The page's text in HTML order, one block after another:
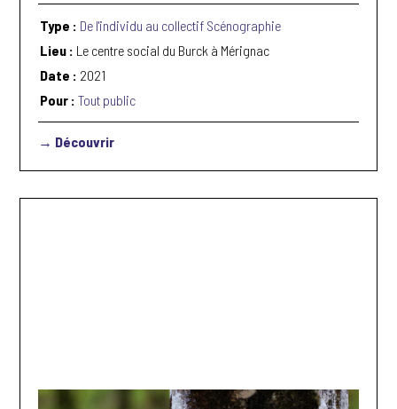
Type : De l'individu au collectif Scénographie
Lieu : Le centre social du Burck à Mérignac
Date : 2021
Pour : Tout public
→ Découvrir